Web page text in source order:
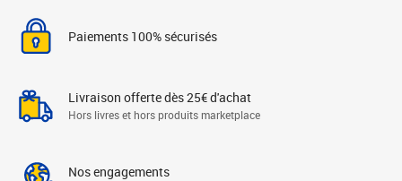
Paiements 100% sécurisés
Livraison offerte dès 25€ d'achat
Hors livres et hors produits marketplace
Nos engagements